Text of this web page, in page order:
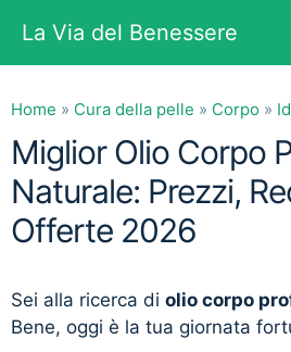
contenuto
La Via del Benessere
Home » Cura della pelle » Corpo »
Miglior Olio Corpo
Naturale: Prezzi,
Offerte 2026
Sei alla ricerca di olio corpo
Bene, oggi è la tua giornata